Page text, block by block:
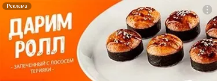
Реклама